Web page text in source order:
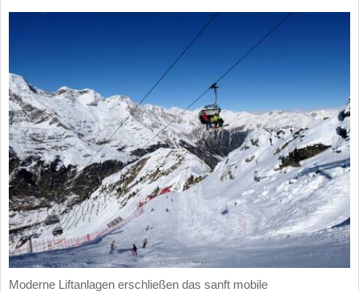
Moderne Liftanlagen erschließen das sanft mobile